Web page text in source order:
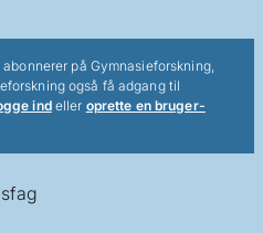
på Gymnasieforskning,
også få adgang til
indeller oprette en bruger-